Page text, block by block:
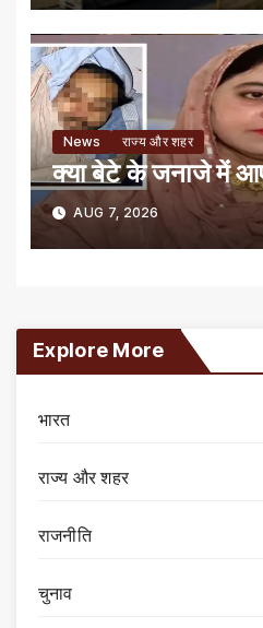
News राज्य और शहर
क्या बेटे के जनाजे में
AUG 7, 2026
Explore More
भारत
राज्य और शहर
राजनीति
चुनाव